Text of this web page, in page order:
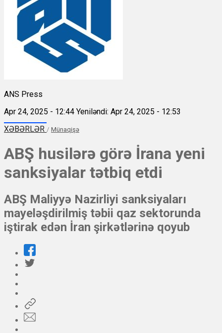
ANS Press
Apr 24, 2025 - 12:44 Yeniləndi: Apr 24, 2025 - 12:53
XƏBƏRLƏR / Münaqişə
ABŞ husilərə görə İrana yeni
sanksiyalar tətbiq etdi
ABŞ Maliyyə Nazirliyi sanksiyaları
mayeləşdirilmiş təbii qaz sektorunda
iştirak edən İran şirkətlərinə qoyub